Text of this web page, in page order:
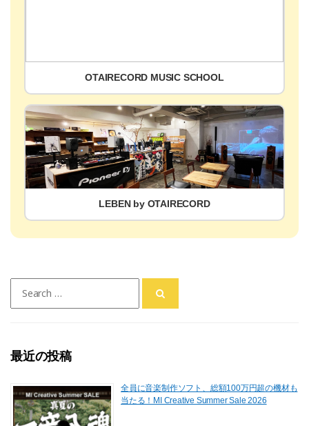
OTAIRECORD MUSIC SCHOOL
LEBEN by OTAIRECORD
for:
最近の投稿
全員に音楽制作ソフト、総額100万円超の機材も
当たる！MI Creative Summer Sale 2026